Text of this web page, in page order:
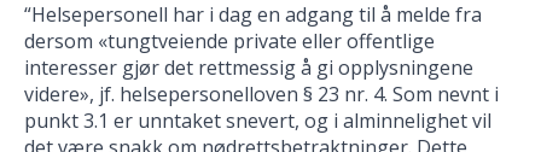
“Helsepersonell har i dag en adgang til å melde fra
dersom «tungtveiende private eller offentlige
interesser gjør det rettmessig å gi opplysningene
videre», jf. helsepersonelloven § 23 nr. 4. Som nevnt i
punkt 3.1 er unntaket snevert, og i alminnelighet vil